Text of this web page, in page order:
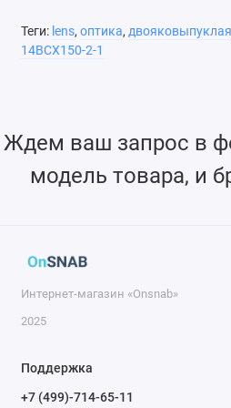
плоско-выпуклая линза
Возможно нанесение
Теги: lens, оптика, двояковыпуклая
14BCX150-2-1
Ждем ваш запрос в
модель товара, и
Интернет-магазин «Onsnab»
2025
Поддержка
+7 (499)-714-65-11